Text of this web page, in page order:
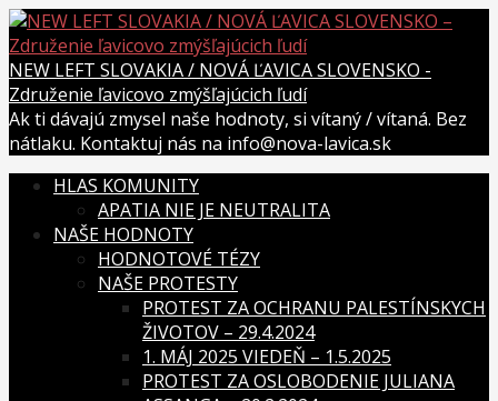
Skip
to
content
NEW LEFT SLOVAKIA / NOVÁ ĽAVICA SLOVENSKO -
Združenie ľavicovo zmýšľajúcich ľudí
Ak ti dávajú zmysel naše hodnoty, si vítaný / vítaná. Bez
nátlaku. Kontaktuj nás na info@nova-lavica.sk
HLAS KOMUNITY
APATIA NIE JE NEUTRALITA
NAŠE HODNOTY
HODNOTOVÉ TÉZY
NAŠE PROTESTY
PROTEST ZA OCHRANU PALESTÍNSKYCH
ŽIVOTOV – 29.4.2024
1. MÁJ 2025 VIEDEŇ – 1.5.2025
PROTEST ZA OSLOBODENIE JULIANA